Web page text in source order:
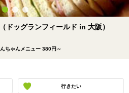
ドッグランフィールド in 大阪）
ちゃんメニュー 380円～
行きたい